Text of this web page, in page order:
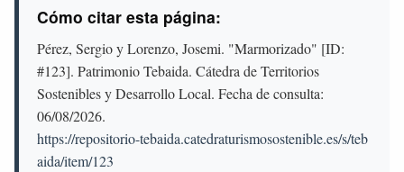
Cómo citar esta página:
Pérez, Sergio y Lorenzo, Josemi. "Marmorizado" [ID:
#123]. Patrimonio Tebaida. Cátedra de Territorios
Sostenibles y Desarrollo Local. Fecha de consulta:
06/08/2026.
https://repositorio-tebaida.catedraturismosostenible.es/s/teb
aida/item/123